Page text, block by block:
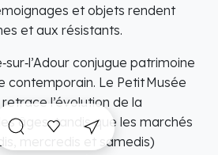
et objets rendent
et aux résistants.
conjugue patrimoine
contemporain. Le Petit Musée
l’évolution de la
âges, tandis que les marchés
mercredis et samedis)